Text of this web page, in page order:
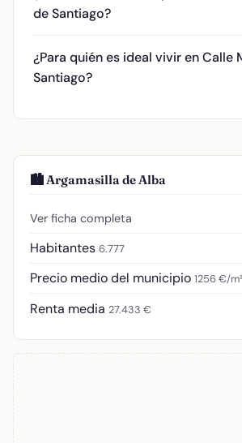
de Santiago?
¿Para quién es ideal vivir en Calle
Santiago?
🏙️ Argamasilla de Alba
Ver ficha completa
Habitantes 6.777
Precio medio del municipio 1256 €/m²
Renta media 27.433 €